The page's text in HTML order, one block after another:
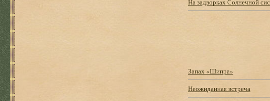
На задворках Солнечной
Запах «Шипра»
Неожиданная встреча